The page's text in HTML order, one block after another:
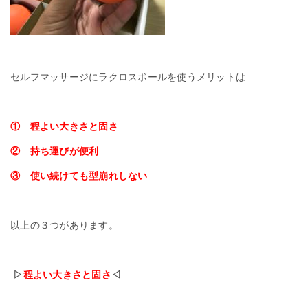
セルフマッサージにラクロスボールを使うメリットは
① 程よい大きさと固さ
② 持ち運びが便利
③ 使い続けても型崩れしない
以上の３つがあります。
▷程よい大きさと固さ ◁